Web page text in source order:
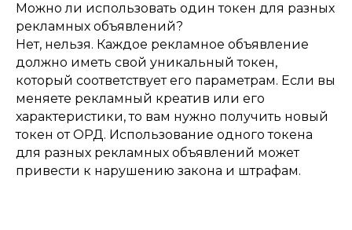
Можно ли использовать один токен для разных
рекламных объявлений?
Нет, нельзя. Каждое рекламное объявление
должно иметь свой уникальный токен,
который соответствует его параметрам. Если вы
меняете рекламный креатив или его
характеристики, то вам нужно получить новый
токен от ОРД. Использование одного токена
для разных рекламных объявлений может
привести к нарушению закона и штрафам.